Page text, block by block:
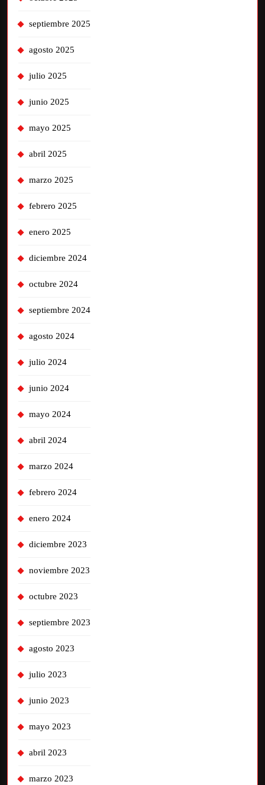
septiembre 2025
agosto 2025
julio 2025
junio 2025
mayo 2025
abril 2025
marzo 2025
febrero 2025
enero 2025
diciembre 2024
octubre 2024
septiembre 2024
agosto 2024
julio 2024
junio 2024
mayo 2024
abril 2024
marzo 2024
febrero 2024
enero 2024
diciembre 2023
noviembre 2023
octubre 2023
septiembre 2023
agosto 2023
julio 2023
junio 2023
mayo 2023
abril 2023
marzo 2023